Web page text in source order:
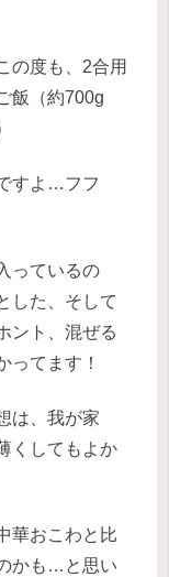
の度も、2合用
飯（約700g
すよ…フフ
っているの
した、そして
ント、混ぜる
ってます！
は、我が家
くしてもよか
華おこわと比
かも…と思い